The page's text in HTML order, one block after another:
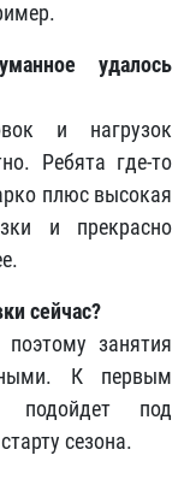
удалось
и нагрузок
Ребята где-то
плюс высокая
и прекрасно
сейчас?
занятия
К первым
подойдет под
сезона.